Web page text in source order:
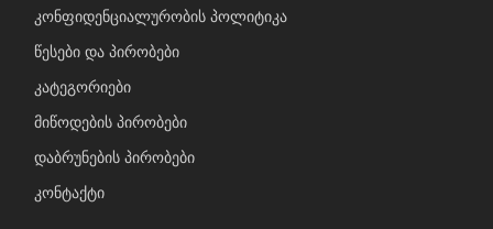
კონფიდენციალურობის პოლიტიკა
წესები და პირობები
კატეგორიები
მიწოდების პირობები
დაბრუნების პირობები
კონტაქტი